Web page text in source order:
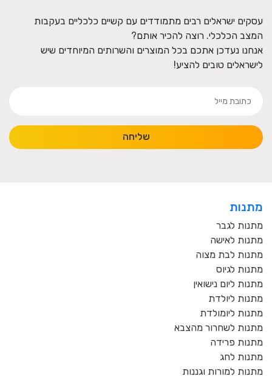
עסקים ישראלים רבים מתמודדים עם קשיים כלכליים בעקבות
המצב הכלכלי. רוצה להכיר אותם?
אנחנו נעדכן אתכם בכל המוצרים והשרותים המיוחדים שיש
לישראלים טובים להציע!
שליחה
מתנות
מתנות לגבר
מתנות לאישה
מתנות לבת מצוה
מתנות לגיוס
מתנות ליום נישואין
מתנות ליולדת
מתנות ליומולדת
מתנות לשחרור מהצבא
מתנות פרידה
מתנות לחג
מתנות למורות וגננות